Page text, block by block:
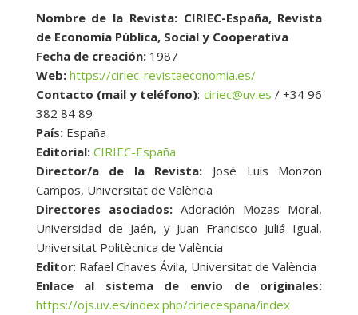
Nombre de la Revista: CIRIEC-España, Revista
de Economía Pública, Social y Cooperativa
Fecha de creación:1987
Web: https://ciriec-revistaeconomia.es/
Contacto (mail y teléfono): ciriec@uv.es / +34 96
382 84 89
País:España
Editorial: CIRIEC-España
Director/a de la Revista: José Luis Monzón
Campos, Universitat de València
Directores asociados:Adoración Mozas Moral,
Universidad de Jaén, y Juan Francisco Juliá Igual,
Universitat Politècnica de València
Editor: Rafael Chaves Ávila, Universitat de València
Enlace al sistema de envío de originales:
https://ojs.uv.es/index.php/ciriecespana/index